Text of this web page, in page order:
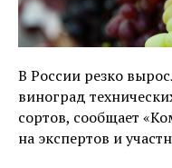
В России резко
виноград
сортов, сообщает
на экспертов и